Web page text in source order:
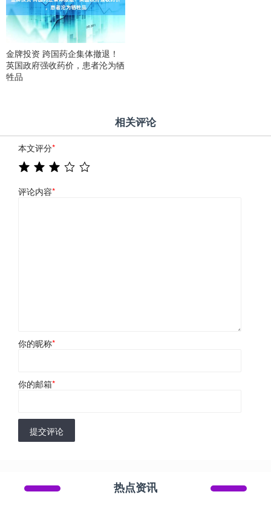
金牌投资 跨国药企集体撤退！
英国政府强收药价，患者沦为牺
牲品
相关评论
本文评分*
评论内容*
你的昵称*
你的邮箱*
提交评论
热点资讯